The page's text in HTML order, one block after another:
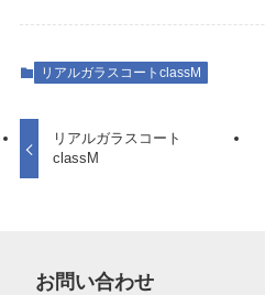
リアルガラスコートclassM
リアルガラスコート
classM
お問い合わせ